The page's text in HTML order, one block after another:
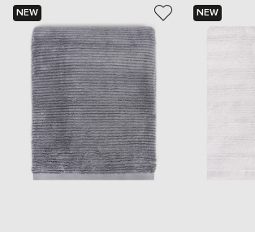
NEW NEW